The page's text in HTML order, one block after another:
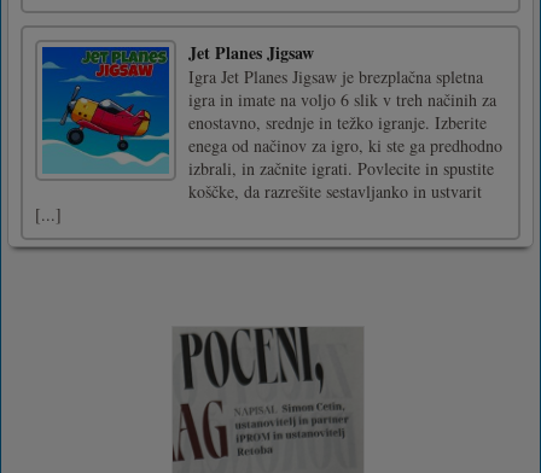
Jet Planes Jigsaw
Igra Jet Planes Jigsaw je brezplačna spletna
igra in imate na voljo 6 slik v treh načinih za
enostavno, srednje in težko igranje. Izberite
enega od načinov za igro, ki ste ga predhodno
izbrali, in začnite igrati. Povlecite in spustite
koščke, da razrešite sestavljanko in ustvarit
[...]